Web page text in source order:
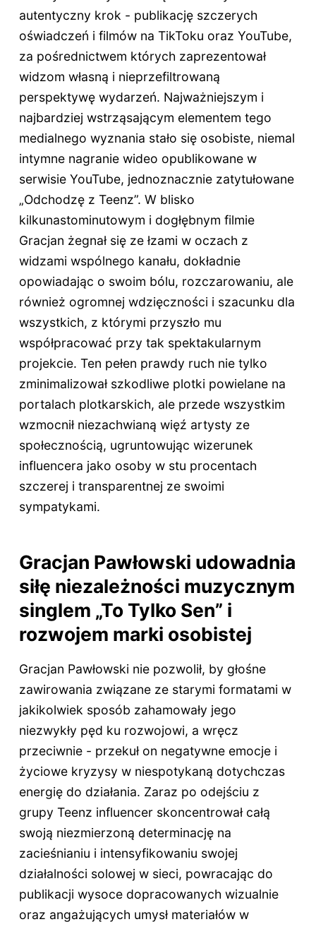
autentyczny krok - publikację szczerych
oświadczeń i filmów na TikToku oraz YouTube,
za pośrednictwem których zaprezentował
widzom własną i nieprzefiltrowaną
perspektywę wydarzeń. Najważniejszym i
najbardziej wstrząsającym elementem tego
medialnego wyznania stało się osobiste, niemal
intymne nagranie wideo opublikowane w
serwisie YouTube, jednoznacznie zatytułowane
„Odchodzę z Teenz”. W blisko
kilkunastominutowym i dogłębnym filmie
Gracjan żegnał się ze łzami w oczach z
widzami wspólnego kanału, dokładnie
opowiadając o swoim bólu, rozczarowaniu, ale
również ogromnej wdzięczności i szacunku dla
wszystkich, z którymi przyszło mu
współpracować przy tak spektakularnym
projekcie. Ten pełen prawdy ruch nie tylko
zminimalizował szkodliwe plotki powielane na
portalach plotkarskich, ale przede wszystkim
wzmocnił niezachwianą więź artysty ze
społecznością, ugruntowując wizerunek
influencera jako osoby w stu procentach
szczerej i transparentnej ze swoimi
sympatykami.
Gracjan Pawłowski udowadnia
siłę niezależności muzycznym
singlem „To Tylko Sen” i
rozwojem marki osobistej
Gracjan Pawłowski nie pozwolił, by głośne
zawirowania związane ze starymi formatami w
jakikolwiek sposób zahamowały jego
niezwykły pęd ku rozwojowi, a wręcz
przeciwnie - przekuł on negatywne emocje i
życiowe kryzysy w niespotykaną dotychczas
energię do działania. Zaraz po odejściu z
grupy Teenz influencer skoncentrował całą
swoją niezmierzoną determinację na
zacieśnianiu i intensyfikowaniu swojej
działalności solowej w sieci, powracając do
publikacji wysoce dopracowanych wizualnie
oraz angażujących umysł materiałów w